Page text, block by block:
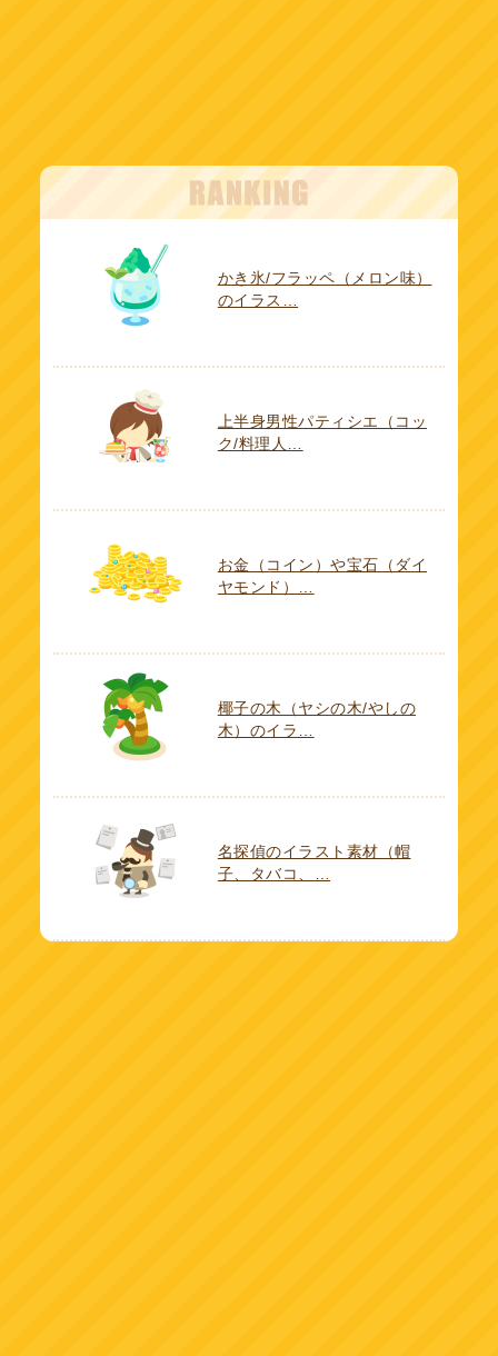
かき氷/フラッペ（メロン味）
のイラス…
上半身男性パティシエ（コッ
ク/料理人…
お金（コイン）や宝石（ダイ
ヤモンド）…
椰子の木（ヤシの木/やしの
木）のイラ…
名探偵のイラスト素材（帽
子、タバコ、…